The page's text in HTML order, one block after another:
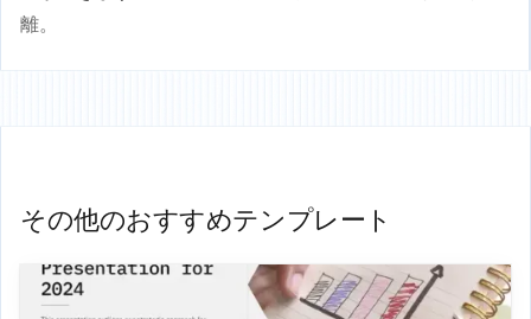
離。
その他のおすすめテンプレート